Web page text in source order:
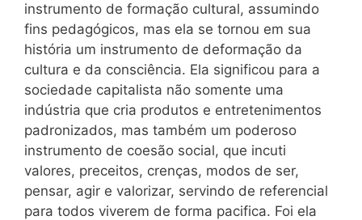
instrumento de formação cultural, assumindo
fins pedagógicos, mas ela se tornou em sua
história um instrumento de deformação da
cultura e da consciência. Ela significou para a
sociedade capitalista não somente uma
indústria que cria produtos e entretenimentos
padronizados, mas também um poderoso
instrumento de coesão social, que incuti
valores, preceitos, crenças, modos de ser,
pensar, agir e valorizar, servindo de referencial
para todos viverem de forma pacifica. Foi ela